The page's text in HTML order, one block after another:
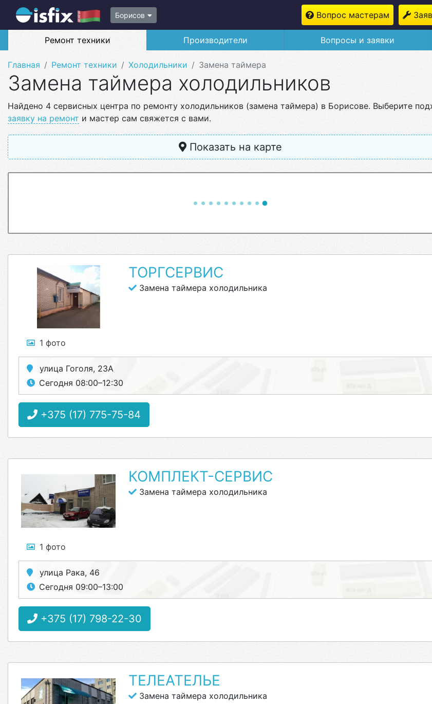
Борисов Вопрос мастерам
Ремонт техники Производители Вопросы и заявки
Главная Ремонт техники Холодильники Замена таймера
Замена таймера холодильников
Найдено 4 сервисных центра по ремонту холодильников (замена таймера) в Борисове. Выберите
заявку на ремонт и мастер сам свяжется с вами.
Показать на карте
1 фото
ТОРГСЕРВИС
Замена таймера холодильника
улица Гоголя, 23А
Сегодня 08:00–12:30
+375 (17) 775-75-84
1 фото
КОМПЛЕКТ-СЕРВИС
Замена таймера холодильника
улица Рака, 46
Сегодня 09:00–13:00
+375 (17) 798-22-30
ТЕЛЕАТЕЛЬЕ
Замена таймера холодильника